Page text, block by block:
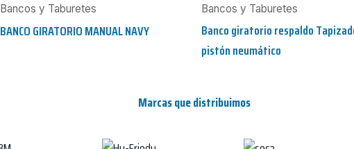
Bancos y Taburetes
BANCO GIRATORIO MANUAL NAVY
Bancos y Taburetes
Banco giratorio respaldo
pistón neumático
Marcas que distribuimos